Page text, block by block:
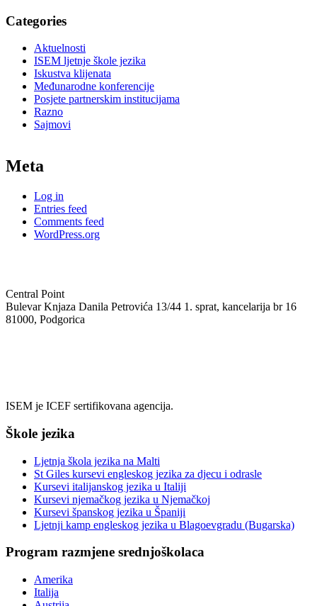
Categories
Aktuelnosti
ISEM ljetnje škole jezika
Iskustva klijenata
Međunarodne konferencije
Posjete partnerskim institucijama
Razno
Sajmovi
Meta
Log in
Entries feed
Comments feed
WordPress.org
Central Point
Bulevar Knjaza Danila Petrovića 13/44 1. sprat, kancelarija br 16
81000, Podgorica
ISEM je ICEF sertifikovana agencija.
Škole jezika
Ljetnja škola jezika na Malti
St Giles kursevi engleskog jezika za djecu i odrasle
Kursevi italijanskog jezika u Italiji
Kursevi njemačkog jezika u Njemačkoj
Kursevi španskog jezika u Španiji
Ljetnji kamp engleskog jezika u Blagoevgradu (Bugarska)
Program razmjene srednjoškolaca
Amerika
Italija